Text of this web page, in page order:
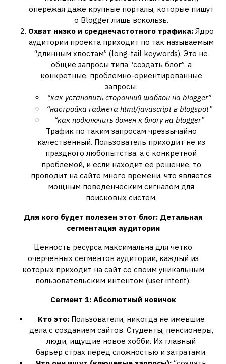
опережая даже крупные порталы, которые пишут
о Blogger лишь вскользь.
Охват низко и среднечастотного трафика: Ядро
аудитории проекта приходит по так называемым
“длинным хвостам” (long-tail keywords). Это не
общие запросы типа “создать блог”, а
конкретные, проблемно-ориентированные
запросы:
“как установить сторонний шаблон на blogger”
“настройка гаджета html/javascript в blogspot”
“как подключить домен к блогу на blogger”
Трафик по таким запросам чрезвычайно
качественный. Пользователь приходит не из
праздного любопытства, а с конкретной
проблемой, и если находит ее решение, то
проводит на сайте много времени, что является
мощным поведенческим сигналом для
поисковых систем.
Для кого будет полезен этот блог: Детальная
сегментация аудитории
Ценность ресурса максимальна для четко
очерченных сегментов аудитории, каждый из
которых приходит на сайт со своим уникальным
пользовательским интентом (user intent).
Сегмент 1: Абсолютный новичок
Кто это:Пользователи, никогда не имевшие
дела с созданием сайтов. Студенты, пенсионеры,
люди, ищущие новое хобби. Их главный
барьер страх перед сложностью и затратами.